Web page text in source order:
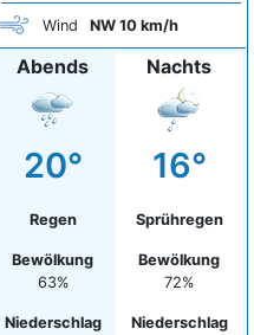
Wind NW 10 km/h
Abends
20°
Regen
Bewölkung
63%
Niederschlag
Nachts
16°
Sprühregen
Bewölkung
72%
Niederschlag